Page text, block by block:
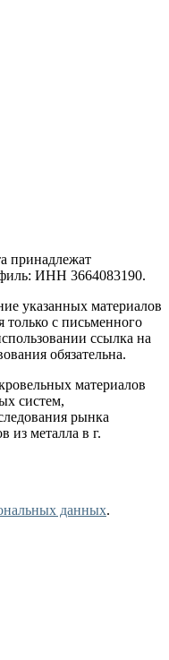
принадлежат
ИНН 3664083190.
указанных материалов
с письменного
ссылка на
обязательна.
материалов
систем,
рынка
из металла в г.
данных.